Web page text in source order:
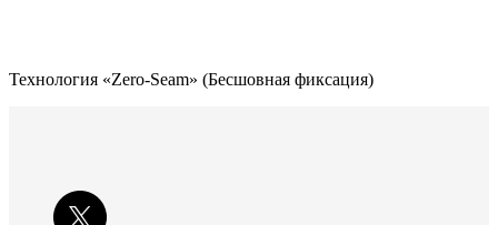
Технология «Zero-Seam» (Бесшовная фиксация)